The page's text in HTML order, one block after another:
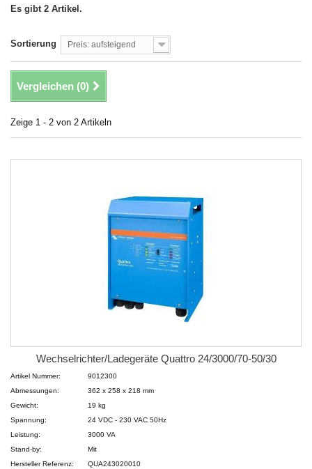
Es gibt 2 Artikel.
Sortierung Preis: aufsteigend
Vergleichen (0)
Zeige 1 - 2 von 2 Artikeln
Wechselrichter/Ladegeräte Quattro 24/3000/70-50/30
Artikel Nummer:
9012300
Abmessungen:
362 x 258 x 218 mm
Gewicht:
19 kg
Spannung:
24 VDC - 230 VAC 50Hz
Leistung:
3000 VA
Stand-by:
Mit
Hersteller Referenz:
QUA243020010